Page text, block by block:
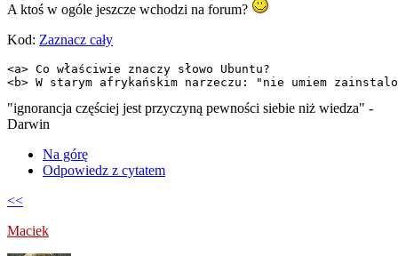
A ktoś w ogóle jeszcze wchodzi na forum?
Kod: Zaznacz cały
<a> Co właściwie znaczy słowo Ubuntu?
<b> W starym afrykańskim narzeczu: "nie umiem
"ignorancja częściej jest przyczyną pewności siebie niż wiedza" -
Darwin
Na górę
Odpowiedz z cytatem
<<
Maciek